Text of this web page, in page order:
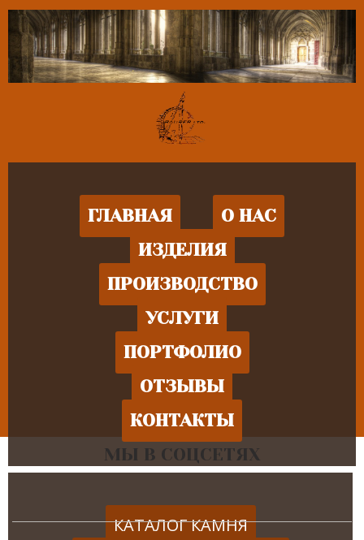
ГЛАВНАЯ
О НАС
ИЗДЕЛИЯ
ПРОИЗВОДСТВО
УСЛУГИ
ПОРТФОЛИО
ОТЗЫВЫ
КОНТАКТЫ
КАТАЛОГ КАМНЯ
МЫ В СОЦСЕТЯХ